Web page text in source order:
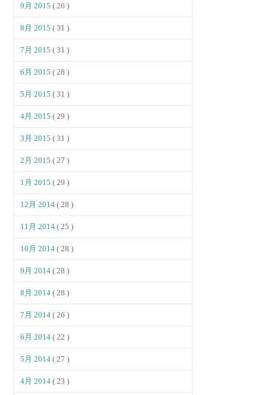
9月 2015( 26 )
8月 2015( 31 )
7月 2015( 31 )
6月 2015( 28 )
5月 2015( 31 )
4月 2015( 29 )
3月 2015( 31 )
2月 2015( 27 )
1月 2015( 29 )
12月 2014( 28 )
11月 2014( 25 )
10月 2014( 28 )
9月 2014( 28 )
8月 2014( 28 )
7月 2014( 26 )
6月 2014( 22 )
5月 2014( 27 )
4月 2014( 23 )